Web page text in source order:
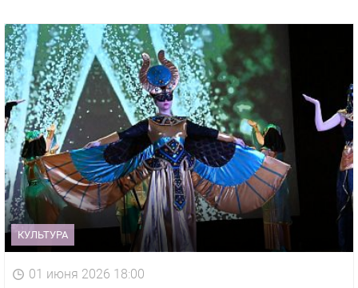
КУЛЬТУРА
01 июня 2026 18:00